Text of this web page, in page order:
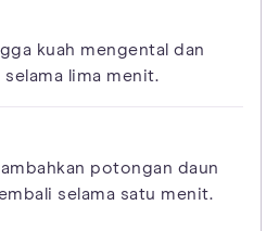
kuah mengental dan
lima menit.
potongan daun
selama satu menit.